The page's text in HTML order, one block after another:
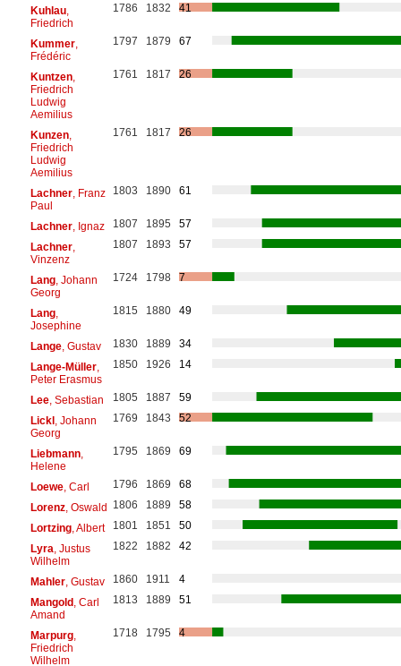
Kuhlau,
Friedrich
1786 1832 41
Kummer,
Frédéric
1797 1879 67
Kuntzen,
Friedrich
Ludwig
Aemilius
1761 1817 26
Kunzen,
Friedrich
Ludwig
Aemilius
1761 1817 26
Lachner, Franz
Paul
1803 1890 61
Lachner, Ignaz 1807 1895
57
Lachner,
Vinzenz
1807 1893 57
Lang, Johann
Georg
1724 1798 7
Lang,
Josephine
1815 1880 49
Lange, Gustav 1830 1889
34
Lange-Müller,
Peter Erasmus
1850 1926 14
Lee, Sebastian 1805 1887
59
Lickl, Johann
Georg
1769 1843 52
Liebmann,
Helene
1795 1869 69
Loewe, Carl 1796 1869
68
Lorenz, Oswald 1806 1889
58
Lortzing, Albert 1801 1851
50
Lyra , Justus
Wilhelm
1822 1882 42
Mahler, Gustav 1860 1911
4
Mangold, Carl
Amand
1813 1889 51
Marpurg,
Friedrich
Wilhelm
1718 1795 4